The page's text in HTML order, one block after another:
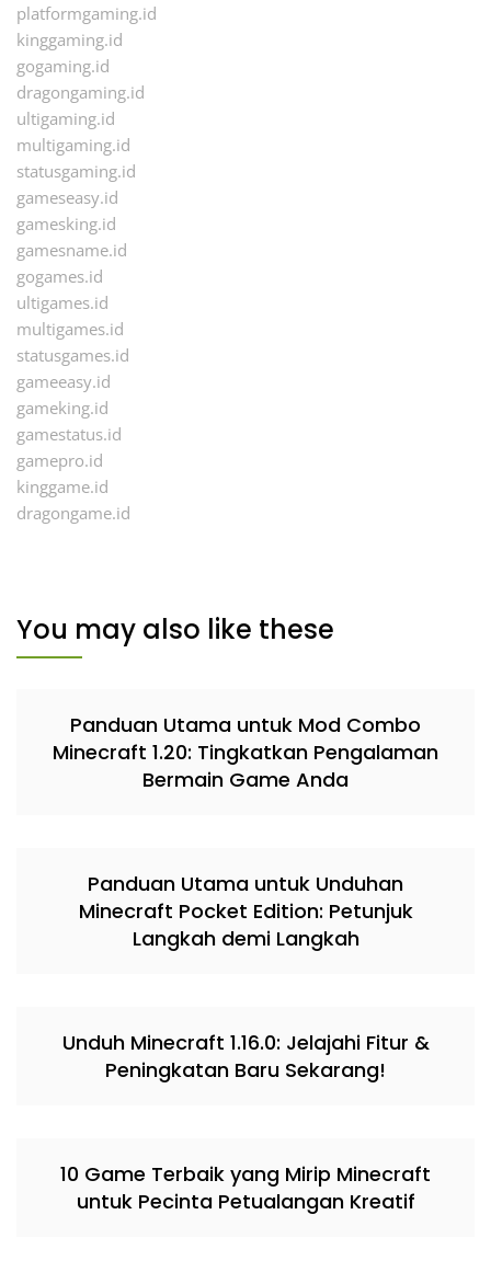
platformgaming.id
kinggaming.id
gogaming.id
dragongaming.id
ultigaming.id
multigaming.id
statusgaming.id
gameseasy.id
gamesking.id
gamesname.id
gogames.id
ultigames.id
multigames.id
statusgames.id
gameeasy.id
gameking.id
gamestatus.id
gamepro.id
kinggame.id
dragongame.id
You may also like these
Panduan Utama untuk Mod Combo
Minecraft 1.20: Tingkatkan Pengalaman
Bermain Game Anda
Panduan Utama untuk Unduhan
Minecraft Pocket Edition: Petunjuk
Langkah demi Langkah
Unduh Minecraft 1.16.0: Jelajahi Fitur &
Peningkatan Baru Sekarang!
10 Game Terbaik yang Mirip Minecraft
untuk Pecinta Petualangan Kreatif